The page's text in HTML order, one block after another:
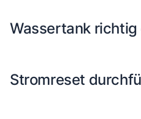
Wassertank richtig
Stromreset